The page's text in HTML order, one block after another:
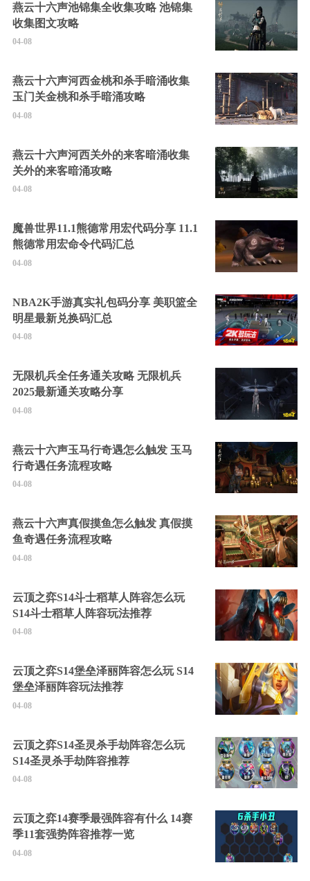
燕云十六声池锦集全收集攻略 池锦集
收集图文攻略
04-08
燕云十六声河西金桃和杀手暗涌收集
玉门关金桃和杀手暗涌攻略
04-08
燕云十六声河西关外的来客暗涌收集
关外的来客暗涌攻略
04-08
魔兽世界11.1熊德常用宏代码分享 11.1
熊德常用宏命令代码汇总
04-08
NBA2K手游真实礼包码分享 美职篮全
明星最新兑换码汇总
04-08
无限机兵全任务通关攻略 无限机兵
2025最新通关攻略分享
04-08
燕云十六声玉马行奇遇怎么触发 玉马
行奇遇任务流程攻略
04-08
燕云十六声真假摸鱼怎么触发 真假摸
鱼奇遇任务流程攻略
04-08
云顶之弈S14斗士稻草人阵容怎么玩
S14斗士稻草人阵容玩法推荐
04-08
云顶之弈S14堡垒泽丽阵容怎么玩 S14
堡垒泽丽阵容玩法推荐
04-08
云顶之弈S14圣灵杀手劫阵容怎么玩
S14圣灵杀手劫阵容推荐
04-08
云顶之弈14赛季最强阵容有什么 14赛
季11套强势阵容推荐一览
04-08